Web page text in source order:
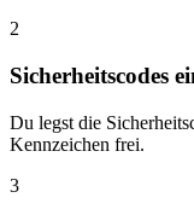
2
Sicherheitscodes
Du legst die
Kennzeichen frei.
3